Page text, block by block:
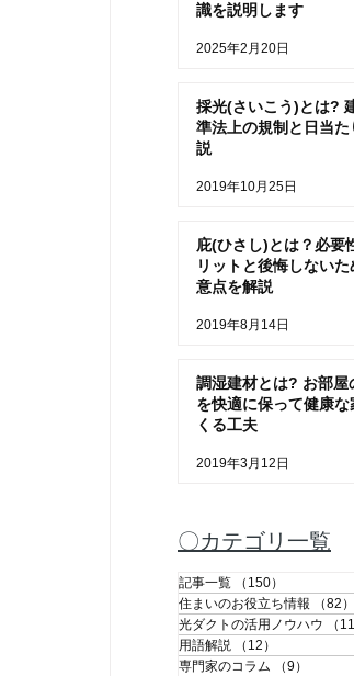
識を説明します
2025年2月20日
採光(さいこう)とは?
準法上の規制と日当た
説
2019年10月25日
庇(ひさし)とは？必要
リットと後悔しないた
意点を解説
2019年8月14日
調湿建材とは? お部屋
を快適に保って健康な
くる工夫
2019年3月12日
〇カテゴリ一覧
記事一覧 （150）
住まいのお役立ち情報
（82）
光ダクトの活用ノウハウ
（
用語解説
（12）
専門家のコラム
（9）